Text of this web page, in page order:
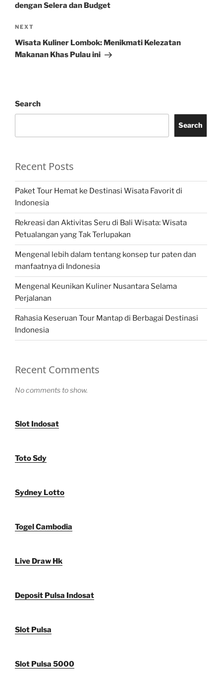
dengan Selera dan Budget
Next
Post
NEXT
Wisata Kuliner Lombok: Menikmati Kelezatan
Makanan Khas Pulau ini
Search
Search
Recent Posts
Paket Tour Hemat ke Destinasi Wisata Favorit di
Indonesia
Rekreasi dan Aktivitas Seru di Bali Wisata: Wisata
Petualangan yang Tak Terlupakan
Mengenal lebih dalam tentang konsep tur paten dan
manfaatnya di Indonesia
Mengenal Keunikan Kuliner Nusantara Selama
Perjalanan
Rahasia Keseruan Tour Mantap di Berbagai Destinasi
Indonesia
Recent Comments
No comments to show.
Slot Indosat
Toto Sdy
Sydney Lotto
Togel Cambodia
Live Draw Hk
Deposit Pulsa Indosat
Slot Pulsa
Slot Pulsa 5000